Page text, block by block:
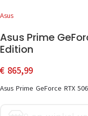
Asus
Asus Prime
Edition
€ 865,99
Asus Prime GeForce RTX